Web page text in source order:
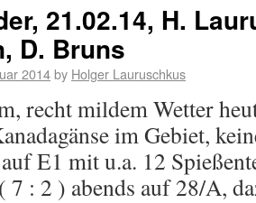
21.02.14, H.
D. Bruns
2014by Holger Lauruschkus
recht mildem Wetter
im Gebiet,
E1 mit u.a. 12
( 7 : 2 ) abends auf 28/A,